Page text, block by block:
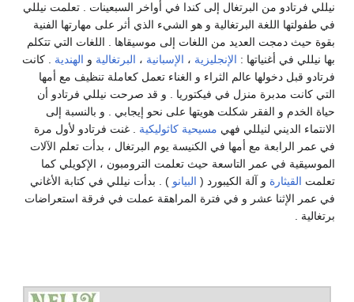
فرتادو من البرتغال إلى كندا في أواخر السبعينات . تعلمت نيللي
طفولتها اللغة البرتغالية و هو الشيء الذي أثر على مهارتها الفنية
حيث دمجت العديد من اللغات إلى موسيقاها . اللغات التي تتكلم
نيللي في أغنياتها :الإنجليزية، الإسبانية،البرتغاليةوالهندية. كانت
قبل دخولها عالم الثراء و الغناء تعمل كعاملة تنظيف مع أمها
كانت مدبرة منزل في فيكتوريا . و قد صرحت نيللي فرتادو أن
الخدم و الفقر شكلت هويتها على نحو إيجابي . و بالنسبة إلى
الديني لنيللي فهي مسيحية كاثوليكية. غنت فرتادو لأول مرة
عمر الرابعة مع أمها في الكنيسة يوم البرتغال ، بدأت تعلم الآلات
في عمر التاسعة حيث تعلمت الترومبون ، الإكويلي كما
القيثارةو آلة الكيبورد (البيانو) . بدأت نيللي في كتابة الأغاني
عمر الإثنا عشر و في فترة المراهقة عملت في فرقة استعراضات
.